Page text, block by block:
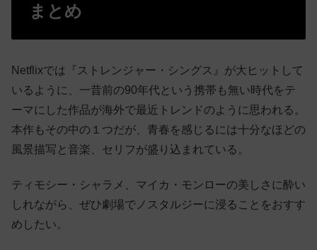
まとめ
Netflixでは『ストレンジャー・シングス』が大ヒットして
いるように、一昔前の90年代という携帯も無い時代をテ
ーマにした作品が海外で最近トレンドのように思われる。
本作もその中の１つだが、青春を感じるには十分なほどの
風景描写と音楽、セリフが盛り込まれている。
ティモシー・シャラメ、マイカ・モンローの美しさに酔い
しれながら、ぜひ劇場でノスタルジーに浸ることをおすす
めしたい。